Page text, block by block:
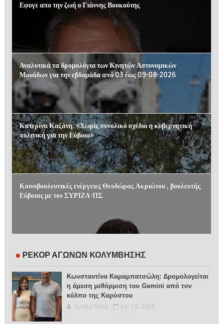
Εφυγε απο την ζωή ο Γιάννης Βουκούτης
Αναλυτικά τα δρομολόγια των Κινητών Αστυνομικών
Μονάδων για την εβδομάδα από 03 έως 09-08-2026
Κατερίνα Καζάνη: «Χωρίς συνολικό σχέδιο η κυβερνητική
πολιτική για την Εύβοια»
Κοινοβουλευτικές ενέργειες Θεοδώρας Ακριώτου , βουλευτής
Εύβοιας με τον ΣΥΡΙΖΑ-ΠΣ
ΡΕΚΟΡ ΑΓΩΝΩΝ ΚΟΛΥΜΒΗΣΗΣ
Κωνσταντίνα Καραμπατσώλη: Δρομολογείται
η άμεση μεθόρμιση του Gemini από τον
κόλπο της Καρύστου
Sourta Ferta Jun 19, 2026